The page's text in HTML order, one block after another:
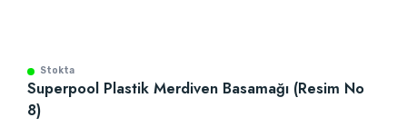
Stokta
Superpool Plastik Merdiven Basamağı (Resim No
8)